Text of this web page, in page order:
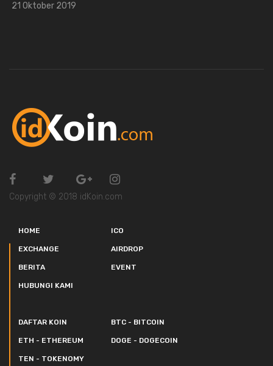
21 Oktober 2019
Copyright © 2018 idKoin.com
HOME ICO
EXCHANGE AIRDROP
BERITA EVENT
HUBUNGI KAMI
DAFTAR KOIN BTC - BITCOIN
ETH - ETHEREUM DOGE - DOGECOIN
TEN - TOKENOMY